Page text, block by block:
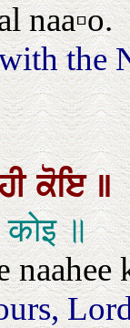
naa▫o.
the
ਕੋਇ॥
कोइ ॥
naahee